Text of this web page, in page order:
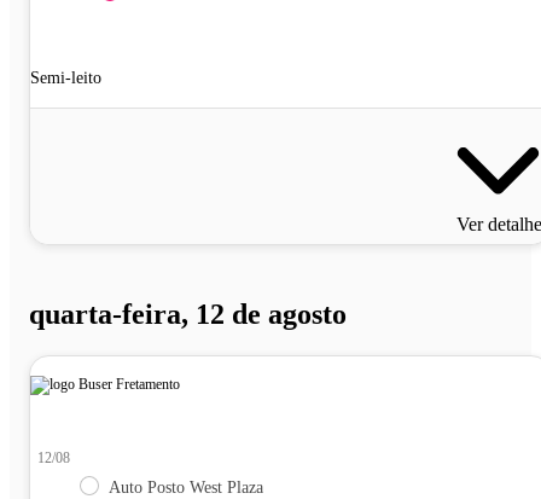
Semi-leito
Ver
quarta-feira, 12 de agosto
12/08
Auto Posto West Plaza